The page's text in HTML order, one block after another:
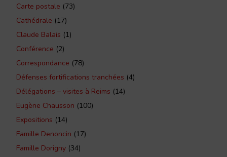
Carte postale (73)
Cathédrale (17)
Claude Balais (1)
Conférence (2)
Correspondance (78)
Défenses fortifications tranchées (4)
Délégations – visites à Reims (14)
Eugène Chausson (100)
Expositions (14)
Famille Denoncin (17)
Famille Dorigny (34)